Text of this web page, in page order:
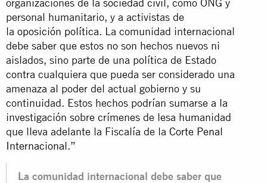
personal humanitario, y a activistas de
la oposición política. La comunidad internacional
debe saber que estos no son hechos nuevos ni
aislados, sino parte de una política de Estado
contra cualquiera que pueda ser considerado una
amenaza al poder del actual gobierno y su
continuidad. Estos hechos podrían sumarse a la
investigación sobre crímenes de lesa humanidad
que lleva adelante la Fiscalía de la Corte Penal
Internacional.”
La comunidad internacional debe saber que